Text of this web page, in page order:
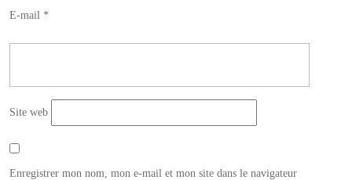
E-mail *
Site web
Enregistrer mon nom, mon e-mail et mon site dans le navigateur